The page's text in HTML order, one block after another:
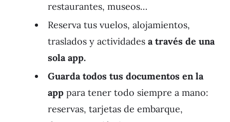
restaurantes, museos…
Reserva tus vuelos, alojamientos,
traslados y actividades a través de una
sola app.
Guarda todos tus documentos en la
app para tener todo siempre a mano:
reservas, tarjetas de embarque,